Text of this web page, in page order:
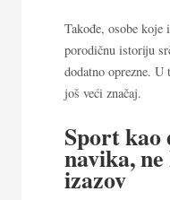
Takođe, osobe
porodičnu istoriju
dodatno oprezne.
još veći značaj.
Sport kao
navika,
izazov